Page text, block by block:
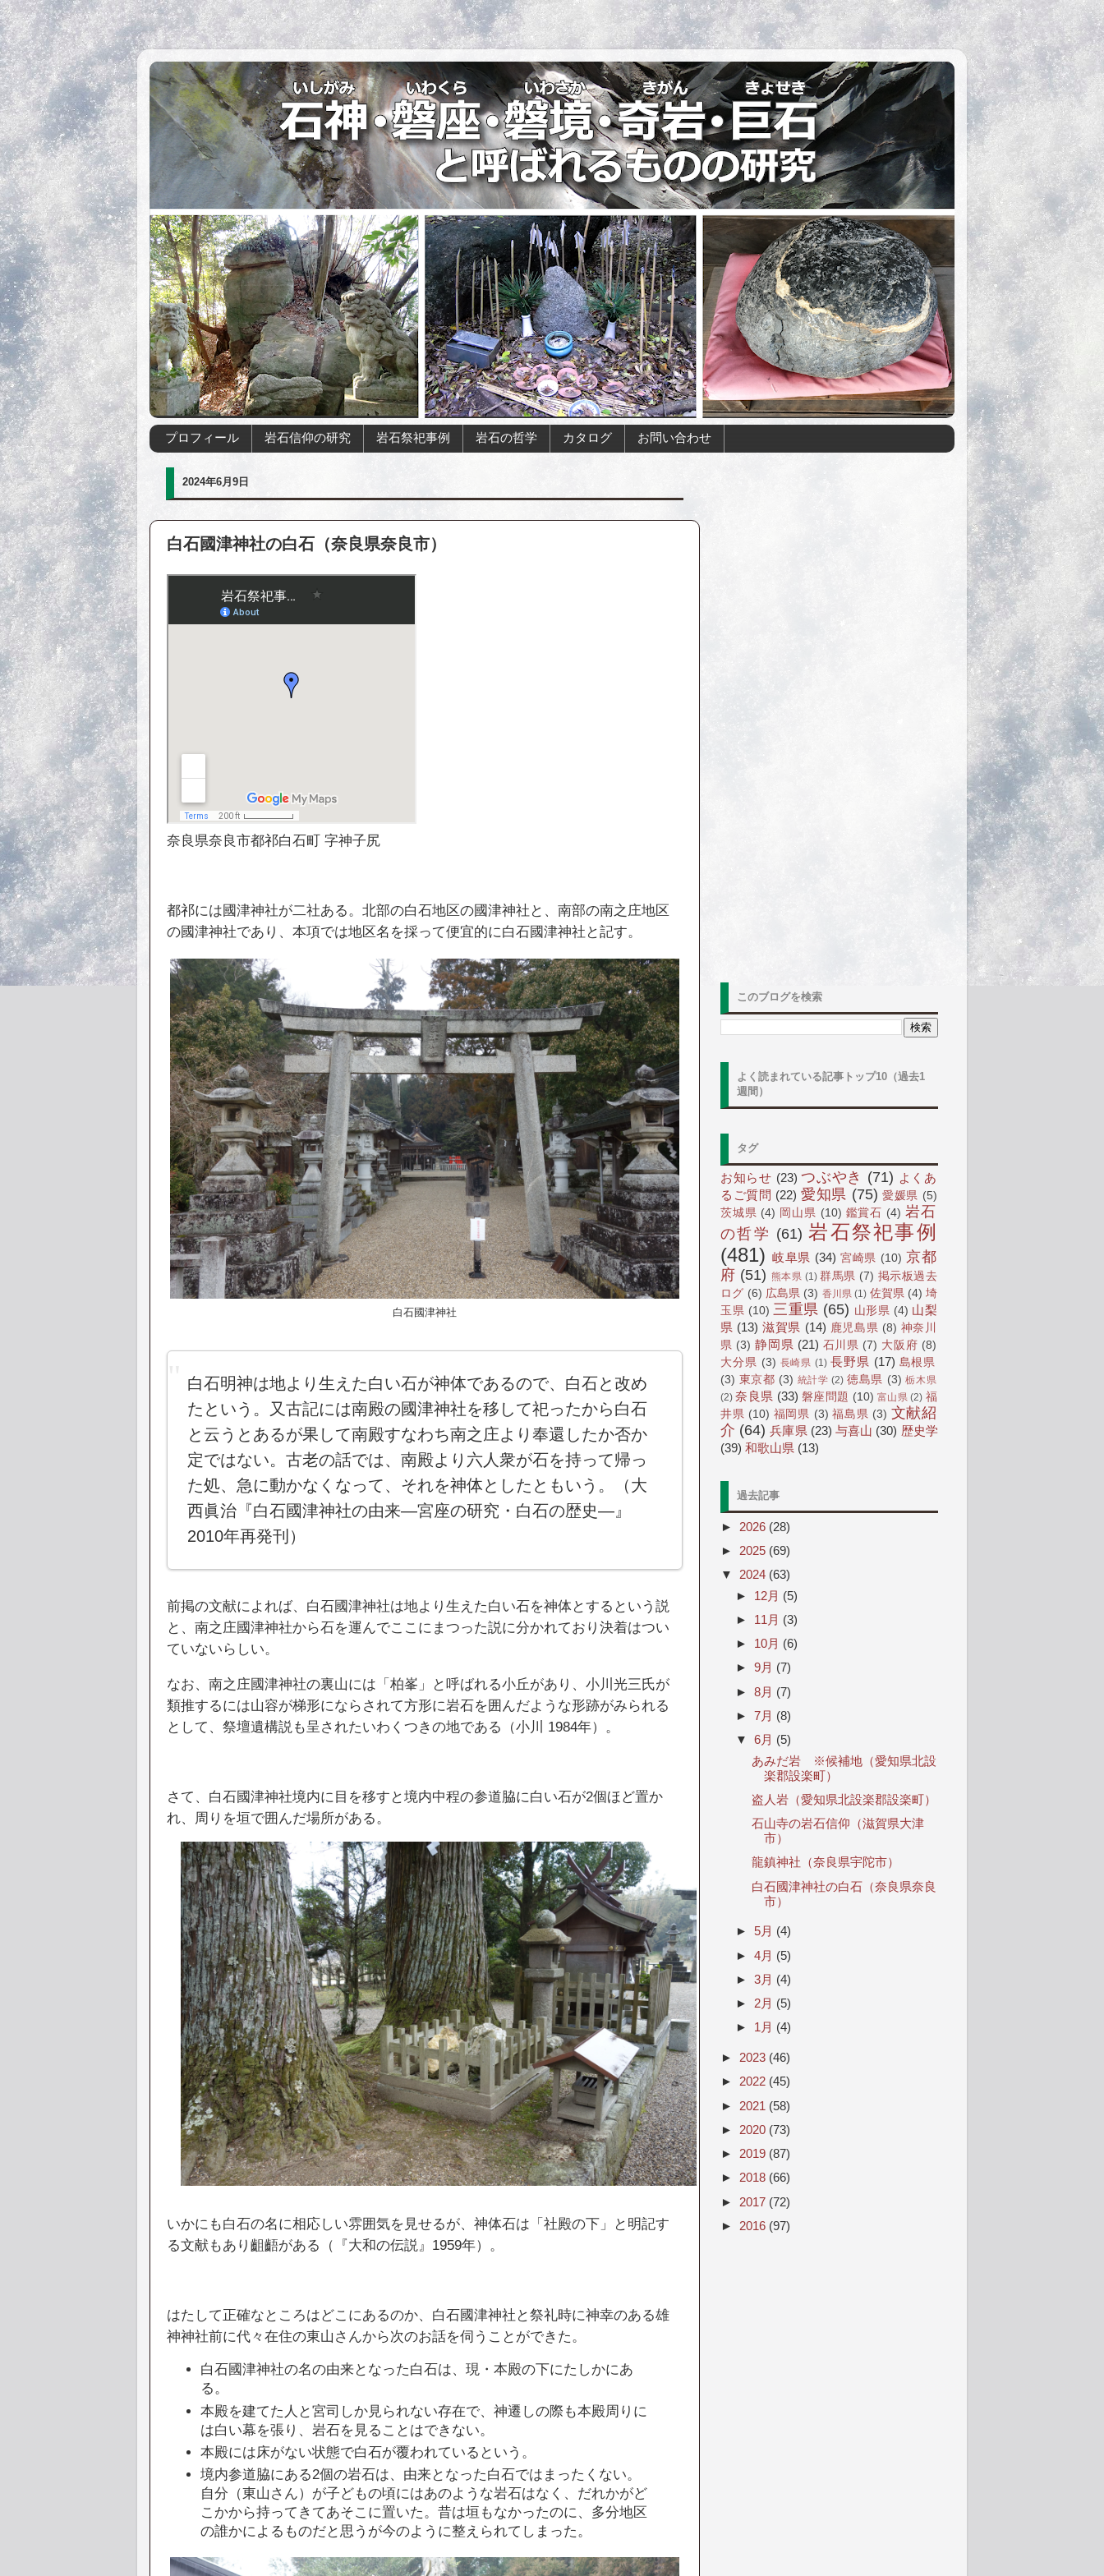
プロフィール 岩石信仰の研究 岩石祭祀事例 岩石の哲学 カタログ お問い合わせ
2024年6月9日
白石國津神社の白石（奈良県奈良市）
奈良県奈良市都祁白石町 字神子尻
都祁には國津神社が二社ある。北部の白石地区の國津神社と、南部の南之庄地区
の國津神社であり、本項では地区名を採って便宜的に白石國津神社と記す。
白石國津神社
白石明神は地より生えた白い石が神体であるので、白石と改め
たという。又古記には南殿の國津神社を移して祀ったから白石
と云うとあるが果して南殿すなわち南之庄より奉還したか否か
定ではない。古老の話では、南殿より六人衆が石を持って帰っ
た処、急に動かなくなって、それを神体としたともいう。（大
西眞治『白石國津神社の由来―宮座の研究・白石の歴史―』
2010年再発刊）
前掲の文献によれば、白石國津神社は地より生えた白い石を神体とするという説
と、南之庄國津神社から石を運んでここにまつった説に分かれており決着はつい
ていないらしい。
なお、南之庄國津神社の裏山には「柏峯」と呼ばれる小丘があり、小川光三氏が
類推するには山容が梯形にならされて方形に岩石を囲んだような形跡がみられる
として、祭壇遺構説も呈されたいわくつきの地である（小川 1984年）。
さて、白石國津神社境内に目を移すと境内中程の参道脇に白い石が2個ほど置か
れ、周りを垣で囲んだ場所がある。
いかにも白石の名に相応しい雰囲気を見せるが、神体石は「社殿の下」と明記す
る文献もあり齟齬がある（『大和の伝説』1959年）。
はたして正確なところはどこにあるのか、白石國津神社と祭礼時に神幸のある雄
神神社前に代々在住の東山さんから次のお話を伺うことができた。
白石國津神社の名の由来となった白石は、現・本殿の下にたしかにあ
る。
本殿を建てた人と宮司しか見られない存在で、神遷しの際も本殿周りに
は白い幕を張り、岩石を見ることはできない。
本殿には床がない状態で白石が覆われているという。
境内参道脇にある2個の岩石は、由来となった白石ではまったくない。
自分（東山さん）が子どもの頃にはあのような岩石はなく、だれかがど
こかから持ってきてあそこに置いた。昔は垣もなかったのに、多分地区
の誰かによるものだと思うが今のように整えられてしまった。
このブログを検索
よく読まれている記事トップ10（過去1
週間）
タグ
お知らせ (23) つぶやき (71) よくあ
るご質問 (22) 愛知県 (75) 愛媛県 (5)
茨城県 (4) 岡山県 (10) 鑑賞石 (4) 岩石
の哲学 (61) 岩石祭祀事例
(481) 岐阜県 (34) 宮崎県 (10) 京都
府 (51) 熊本県 (1) 群馬県 (7) 掲示板過去
ログ (6) 広島県 (3) 香川県 (1) 佐賀県 (4) 埼
玉県 (10) 三重県 (65) 山形県 (4) 山梨
県 (13) 滋賀県 (14) 鹿児島県 (8) 神奈川
県 (3) 静岡県 (21) 石川県 (7) 大阪府 (8)
大分県 (3) 長崎県 (1) 長野県 (17) 島根県
(3) 東京都 (3) 統計学 (2) 徳島県 (3) 栃木県
(2) 奈良県 (33) 磐座問題 (10) 富山県 (2) 福
井県 (10) 福岡県 (3) 福島県 (3) 文献紹
介 (64) 兵庫県 (23) 与喜山 (30) 歴史学
(39) 和歌山県 (13)
過去記事
► 2026 (28)
► 2025 (69)
▼ 2024 (63)
► 12月 (5)
► 11月 (3)
► 10月 (6)
► 9月 (7)
► 8月 (7)
► 7月 (8)
▼ 6月 (5)
あみだ岩 ※候補地（愛知県北設
楽郡設楽町）
盗人岩（愛知県北設楽郡設楽町）
石山寺の岩石信仰（滋賀県大津
市）
龍鎮神社（奈良県宇陀市）
白石國津神社の白石（奈良県奈良
市）
► 5月 (4)
► 4月 (5)
► 3月 (4)
► 2月 (5)
► 1月 (4)
► 2023 (46)
► 2022 (45)
► 2021 (58)
► 2020 (73)
► 2019 (87)
► 2018 (66)
► 2017 (72)
► 2016 (97)